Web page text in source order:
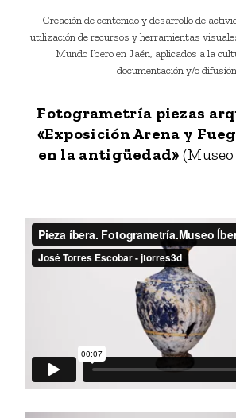
Creación de contenido y desarrollo de
utilización de recursos y herramientas
Mundo Ibero en Jaén, aplicados a la
documentación y/o
Fotogrametría piezas
«Exposición Arena y
en la antigüedad»